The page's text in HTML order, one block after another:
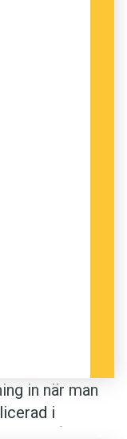
in när man
i